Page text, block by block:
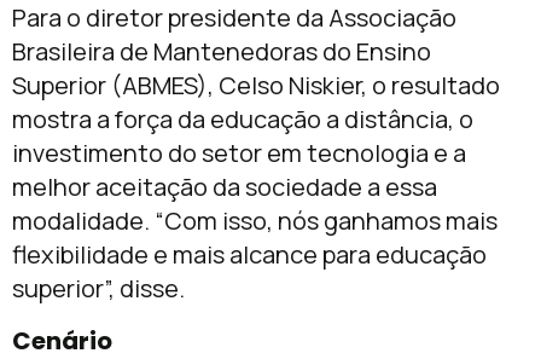
Para o diretor presidente da Associação
Brasileira de Mantenedoras do Ensino
Superior (ABMES), Celso Niskier, o resultado
mostra a força da educação a distância, o
investimento do setor em tecnologia e a
melhor aceitação da sociedade a essa
modalidade. “Com isso, nós ganhamos mais
flexibilidade e mais alcance para educação
superior”, disse.
Cenário